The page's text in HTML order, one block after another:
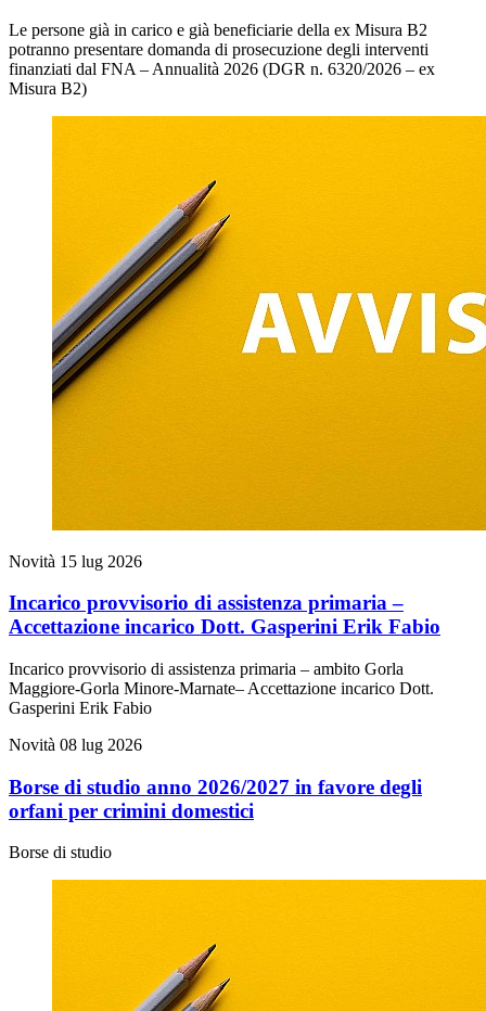
Le persone già in carico e già beneficiarie della ex Misura B2
potranno presentare domanda di prosecuzione degli interventi
finanziati dal FNA – Annualità 2026 (DGR n. 6320/2026 – ex
Misura B2)
Novità 15 lug 2026
Incarico provvisorio di assistenza primaria –
Accettazione incarico Dott. Gasperini Erik Fabio
Incarico provvisorio di assistenza primaria – ambito Gorla
Maggiore-Gorla Minore-Marnate– Accettazione incarico Dott.
Gasperini Erik Fabio
Novità 08 lug 2026
Borse di studio anno 2026/2027 in favore degli
orfani per crimini domestici
Borse di studio